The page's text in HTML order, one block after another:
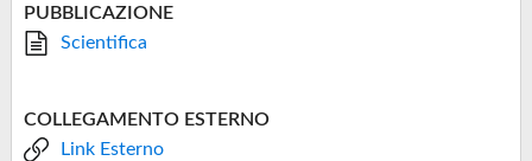
PUBBLICAZIONE
Scientifica
COLLEGAMENTO ESTERNO
Link Esterno